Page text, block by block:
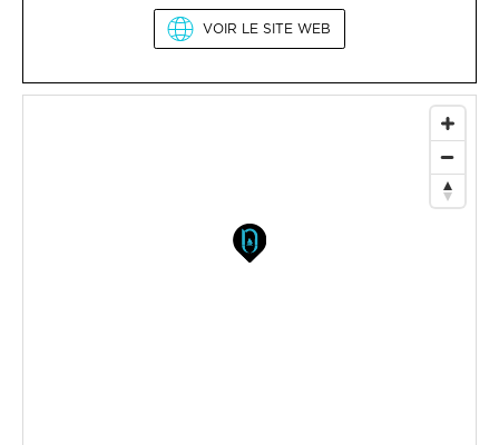
VOIR LE SITE WEB